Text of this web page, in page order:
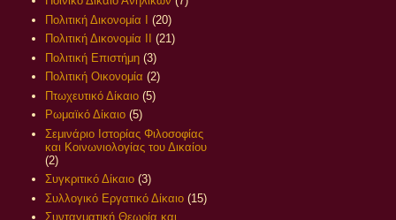
Πολιτική Δικονομία Ι
(20)
Πολιτική Δικονομία ΙΙ
(21)
Πολιτική Επιστήμη (3)
Πολιτική Οικονομία (2)
Πτωχευτικό Δίκαιο (5)
Ρωμαϊκό Δίκαιο (5)
Σεμινάριο Ιστορίας Φιλοσοφίας
και Κοινωνιολογίας του Δικαίου
(2)
Συγκριτικό Δίκαιο (3)
Συλλογικό Εργατικό Δίκαιο (15)
Συνταγματική Θεωρία και